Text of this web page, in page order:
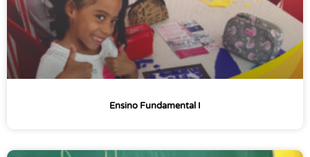
Ensino Fundamental I